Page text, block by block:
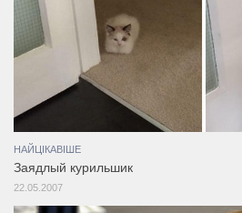
НАЙЦІКАВІШЕ
Заядлый курильшик
22.05.2007